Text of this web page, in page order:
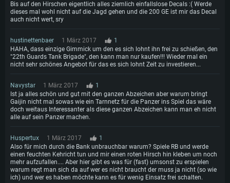
Bis auf den Hirschen eigentlich alles ziemlich einfallslose Decals :( Werde
dieses mal wohl nicht auf die Jagd gehen und die 200 GE ist mir das Decal
auch nicht wert, sry
hustinettenbaer 1 März 2017
1
HAHA, dass einzige Gimmick um den es sich lohnt ihn frei zu schießen, den
"22th Guards Tank Brigade", den kann man nur kaufen!!! Wieder mal ein
nicht sehr schönes Angebot für das es sich lohnt Zeit zu investieren...
Navystar 1 März 2017
1
Ist ja alles schön und gut mit den ganzen Abzeichen aber warum bringt
Gaijin nicht mal sowas wie ein Tarnnetz für die Panzer ins Spiel das wäre
doch weitaus Interessanter als diese ganzen Abzeichen kann man eh nicht
alle auf sein Panzer machen.
Huspertux 1 März 2017
1
Also für mich durch die Bank unbrauchbar warum? Spiele RB und werde
einen feuchten Kehricht tun und mir einen roten Hirsch hin kleben um noch
mehr aufzufallen.... Aber hier gibt es was für (fast) umsonst zu erspielen
warum regt man sich da auf wer es nicht braucht der muss ja nicht (so wie
ich) und wer es haben möchte kann es für wenig Einsatz frei schalten.